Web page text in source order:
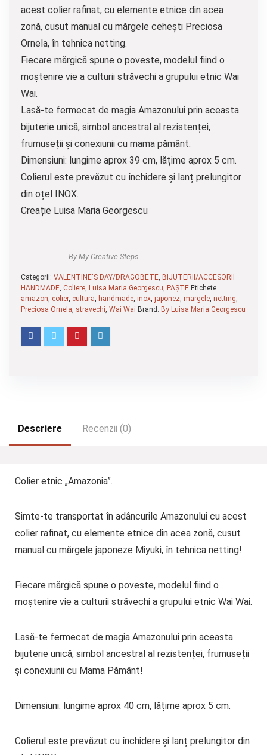
acest colier rafinat, cu elemente etnice din acea
zonă, cusut manual cu mărgele cehești Preciosa
Ornela, în tehnica netting.
Fiecare mărgică spune o poveste, modelul fiind o
moștenire vie a culturii străvechi a grupului etnic Wai
Wai.
Lasă-te fermecat de magia Amazonului prin aceasta
bijuterie unică, simbol ancestral al rezistenței,
frumuseții și conexiunii cu mama pământ.
Dimensiuni: lungime aprox 39 cm, lățime aprox 5 cm.
Colierul este prevăzut cu închidere și lanț prelungitor
din oțel INOX.
Creație Luisa Maria Georgescu
By My Creative Steps
Categorii: VALENTINE'S DAY/DRAGOBETE, BIJUTERII/ACCESORII
HANDMADE, Coliere, Luisa Maria Georgescu, PAȘTE Etichete
amazon, colier, cultura, handmade, inox, japonez, margele, netting,
Preciosa Ornela, stravechi, Wai Wai Brand: By Luisa Maria Georgescu
Descriere Recenzii (0)
Colier etnic „Amazonia”.
Simte-te transportat în adâncurile Amazonului cu acest
colier rafinat, cu elemente etnice din acea zonă, cusut
manual cu mărgele japoneze Miyuki, în tehnica netting!
Fiecare mărgică spune o poveste, modelul fiind o
moștenire vie a culturii străvechi a grupului etnic Wai Wai.
Lasă-te fermecat de magia Amazonului prin aceasta
bijuterie unică, simbol ancestral al rezistenței, frumuseții
și conexiunii cu Mama Pământ!
Dimensiuni: lungime aprox 40 cm, lățime aprox 5 cm.
Colierul este prevăzut cu închidere și lanț prelungitor din